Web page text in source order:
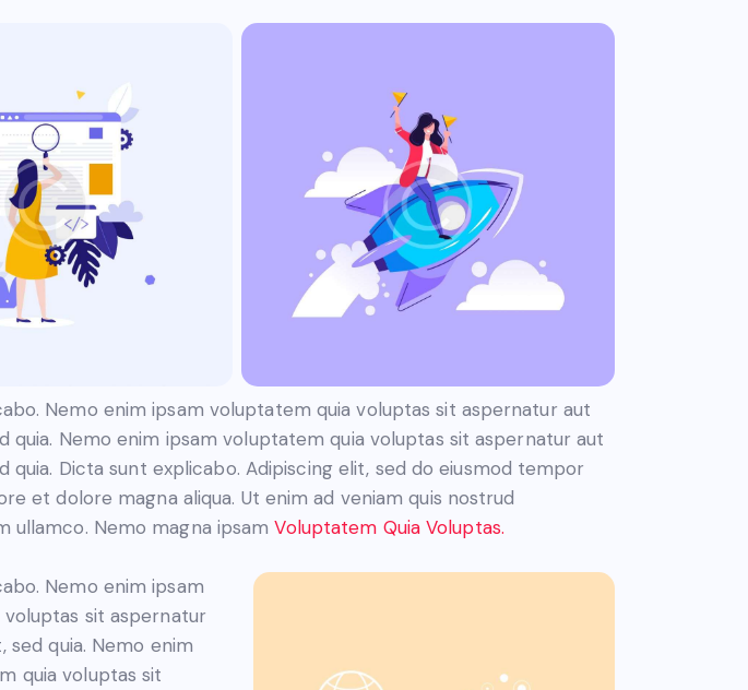
Nemo enim ipsam voluptatem quia voluptas sit aspernatur aut
quia. Nemo enim ipsam voluptatem quia voluptas sit aspernatur aut
quia. Dicta sunt explicabo. Adipiscing elit, sed do eiusmod tempor
et dolore magna aliqua. Ut enim ad veniam quis nostrud
ullamco. Nemo magna ipsamVoluptatem Quia Voluptas.
Nemo enim ipsam
sit aspernatur
sed quia. Nemo enim
quia voluptas sit